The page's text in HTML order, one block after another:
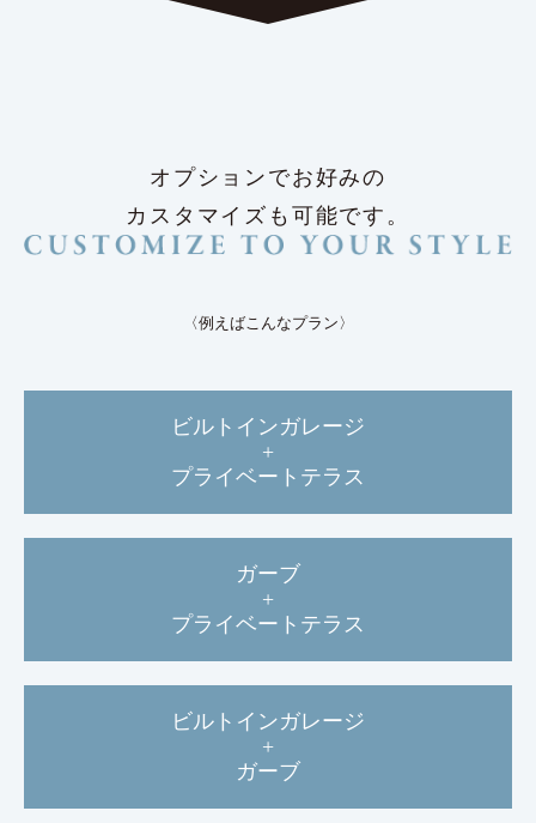
オプションでお好みの
カスタマイズも可能です。
〈例えばこんなプラン〉
ビルトインガレージ
+
プライベートテラス
ガーブ
+
プライベートテラス
ビルトインガレージ
+
ガーブ